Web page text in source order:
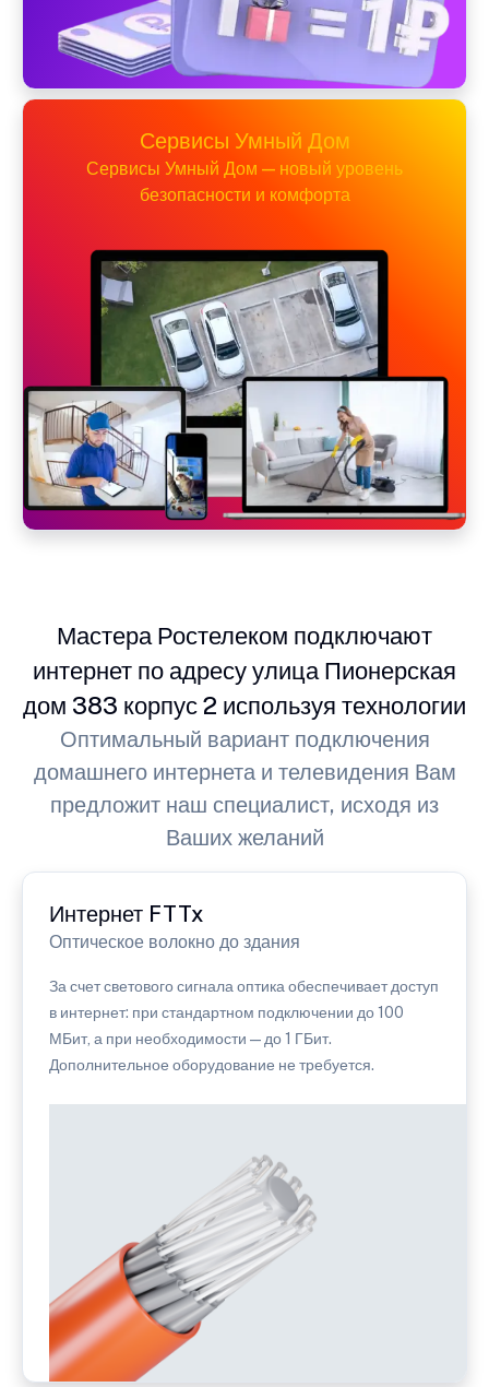
Сервисы Умный Дом
Сервисы Умный Дом — новый уровень
безопасности и комфорта
Мастера Ростелеком подключают
интернет по адресу улица Пионерская
дом 383 корпус 2 используя технологии
Оптимальный вариант подключения
домашнего интернета и телевидения Вам
предложит наш специалист, исходя из
Ваших желаний
Интернет FTTx
Оптическое волокно до здания
За счет светового сигнала оптика обеспечивает доступ
в интернет: при стандартном подключении до 100
МБит, а при необходимости — до 1 ГБит.
Дополнительное оборудование не требуется.